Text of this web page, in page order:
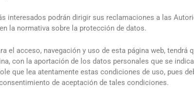
interesados podrán dirigir sus reclamaciones a las
la normativa sobre la protección de datos.
el acceso, navegación y uso de esta página web, tendrá
con la aportación de los datos personales que se
que lea atentamente estas condiciones de uso, pues
de aceptación de tales condiciones.